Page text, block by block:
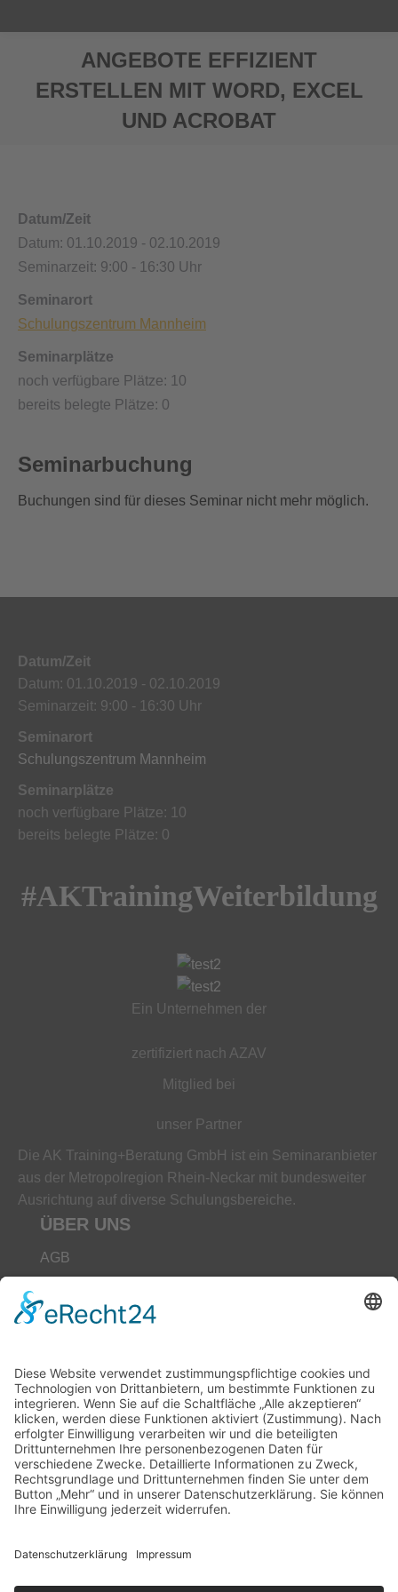
ANGEBOTE EFFIZIENT
ERSTELLEN MIT WORD, EXCEL
UND ACROBAT
Datum/Zeit
Datum: 01.10.2019 - 02.10.2019
Seminarzeit: 9:00 - 16:30 Uhr
Seminarort
Schulungszentrum Mannheim
Seminarplätze
noch verfügbare Plätze: 10
bereits belegte Plätze: 0
Seminarbuchung
Buchungen sind für dieses Seminar nicht mehr möglich.
Datum/Zeit
Datum: 01.10.2019 - 02.10.2019
Seminarzeit: 9:00 - 16:30 Uhr
Seminarort
Schulungszentrum Mannheim
Seminarplätze
noch verfügbare Plätze: 10
bereits belegte Plätze: 0
#AKTrainingWeiterbildung
Ein Unternehmen der
zertifiziert nach AZAV
Mitglied bei
unser Partner
Die AK Training+Beratung GmbH ist ein Seminaranbieter
aus der Metropolregion Rhein-Neckar mit bundesweiter
Ausrichtung auf diverse Schulungsbereiche.
ÜBER UNS
AGB
Datenschutz
Unser Leitbild
Downloads
Kontakt
Hilfe
Seminarbuchung
Buchungen sind für dieses Seminar nicht mehr möglich.